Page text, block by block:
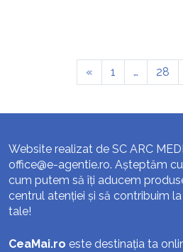
« 1 … 28
Website realizat de SC ARC
office@e-agentie.ro. Așteptăm
cum putem să îți aducem
centrul atenției și să contribuim
tale!
CeaMai.ro este destinația ta